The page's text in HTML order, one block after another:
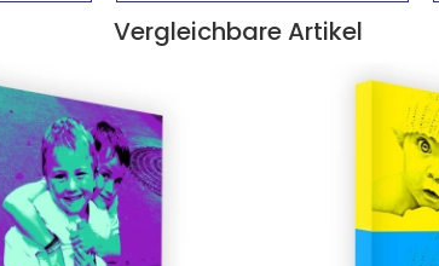
Vergleichbare Artikel